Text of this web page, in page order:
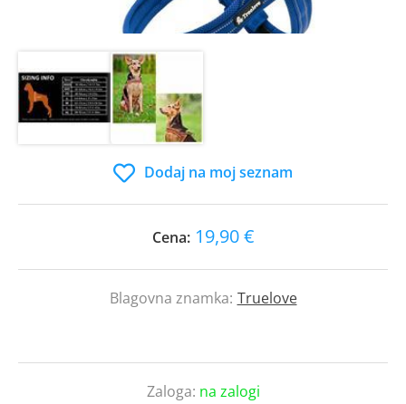
Dodaj na moj seznam
Cena: 19,90 €
Blagovna znamka: Truelove
Zaloga: na zalogi